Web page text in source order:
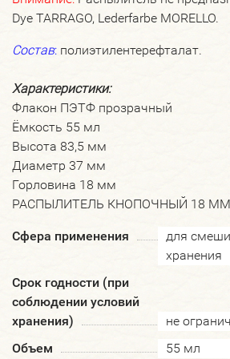
Dye TARRAGO, Lederfarbe MORELLO.
Состав: полиэтилентерефталат.
Характеристики:
Флакон ПЭТФ прозрачный
Ёмкость 55 мл
Высота 83,5 мм
Диаметр 37 мм
Горловина 18 мм
РАСПЫЛИТЕЛЬ КНОПОЧНЫЙ 18 ММ
Сфера применения
для
хранения
Срок годности (при
соблюдении условий
хранения)
не
Объем
55 мл